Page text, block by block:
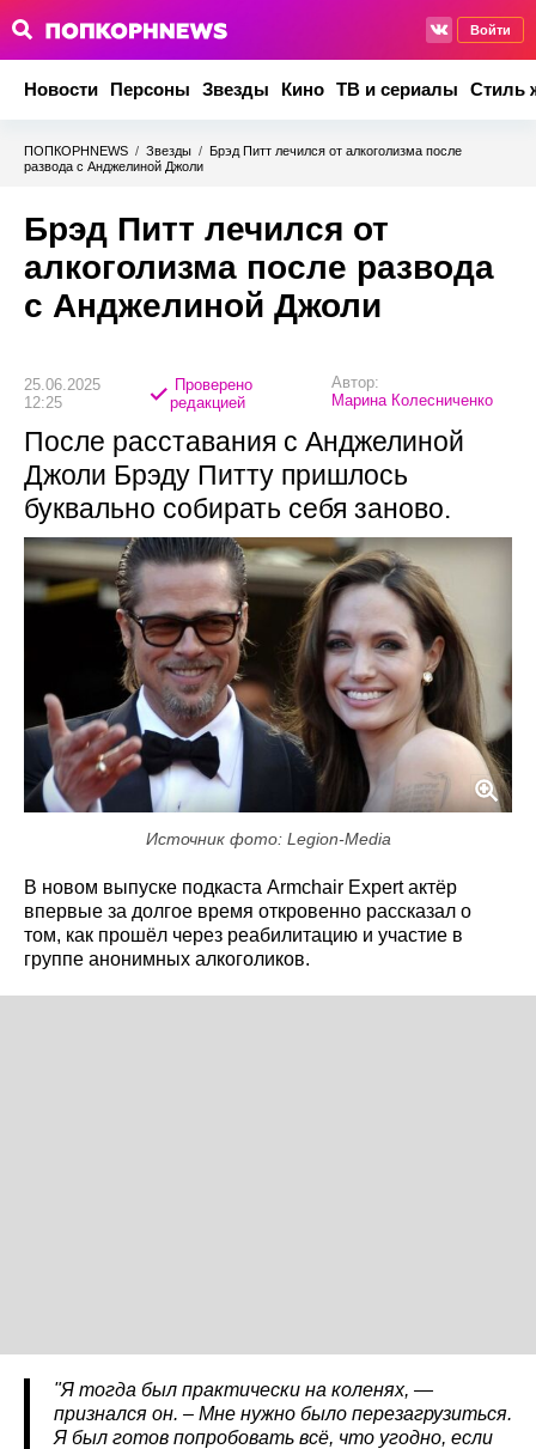
Войти
Новости Персоны Звезды Кино ТВ и сериалы Стиль
ПОПКОРНNEWS / Звезды / Брэд Питт лечился от алкоголизма после
развода с Анджелиной Джоли
Брэд Питт лечился от
алкоголизма после развода
с Анджелиной Джоли
25.06.2025
12:25
Проверено
редакцией
Автор:
Марина Колесниченко
После расставания с Анджелиной
Джоли Брэду Питту пришлось
буквально собирать себя заново.
Источник фото: Legion-Media
В новом выпуске подкаста Armchair Expert актёр
впервые за долгое время откровенно рассказал о
том, как прошёл через реабилитацию и участие в
группе анонимных алкоголиков.
"Я тогда был практически на коленях, —
признался он. – Мне нужно было перезагрузиться.
Я был готов попробовать всё, что угодно, если